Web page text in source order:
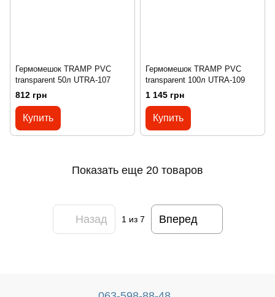
Гермомешок TRAMP PVC
transparent 50л UTRA-107
812 грн
Купить
Гермомешок TRAMP PVC
transparent 100л UTRA-109
1 145 грн
Купить
Показать еще 20 товаров
Назад 1из 7 Вперед